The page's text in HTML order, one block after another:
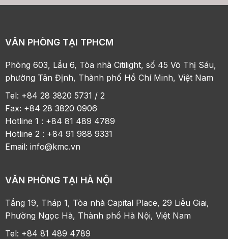
VĂN PHÒNG TẠI TPHCM
Phòng 603, Lầu 6, Tòa nhà Citilight, số 45 Võ Thị Sáu,
phường Tân Định, Thành phố Hồ Chí Minh, Việt Nam
Tel: +84 28 3820 5731 / 2
Fax: +84 28 3820 0906
Hotline 1 : +84 81 489 4789
Hotline 2 : +84 91 988 9331
Email:info@kmc.vn
VĂN PHÒNG TẠI HÀ NỘI
Tầng 19, Tháp 1, Tòa nhà Capital Place, 29 Liễu Giai,
Phường Ngọc Hà, Thành phố Hà Nội, Việt Nam
Tel: +84 81 489 4789